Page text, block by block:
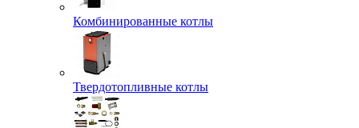
Комбинированные котлы
Твердотопливные котлы